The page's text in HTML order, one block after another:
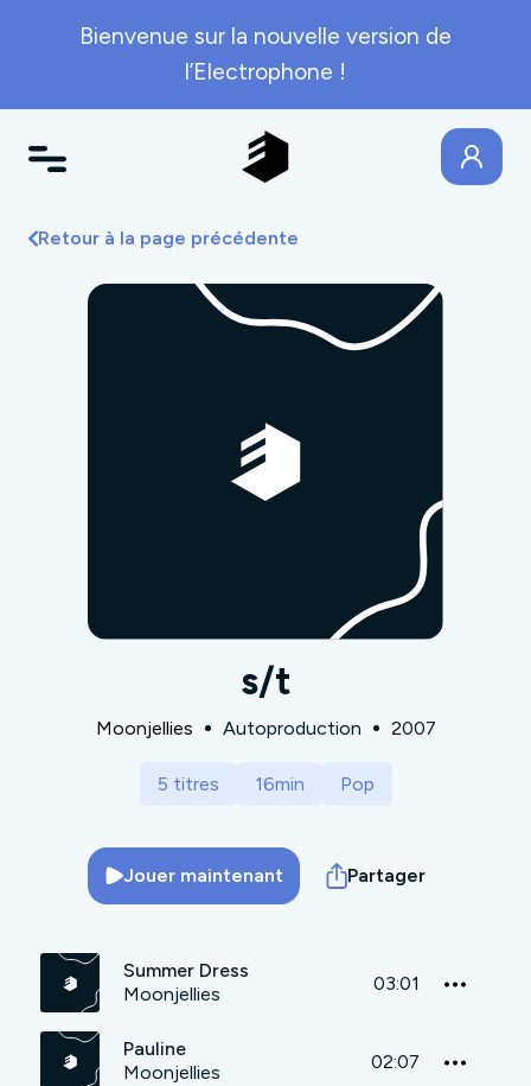
Bienvenue sur la nouvelle version de
l’Electrophone !
Retour à la page précédente
s/t
Moonjellies Autoproduction 2007
5 titres 16min Pop
Jouer maintenant Partager
Summer Dress
Moonjellies
03:01
Pauline
Moonjellies
02:07